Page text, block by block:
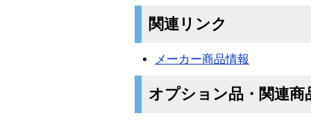
関連リンク
メーカー商品情報
オプション品・関連商